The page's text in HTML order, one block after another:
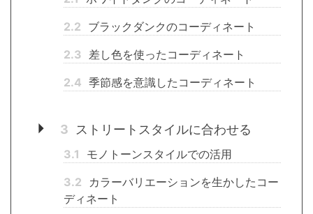
2.2 ブラックダンクのコーディネート
2.3 差し色を使ったコーディネート
2.4 季節感を意識したコーディネート
3 ストリートスタイルに合わせる
3.1
モノトーンスタイルでの活用
3.2
カラーバリエーションを生かしたコー
ディネート